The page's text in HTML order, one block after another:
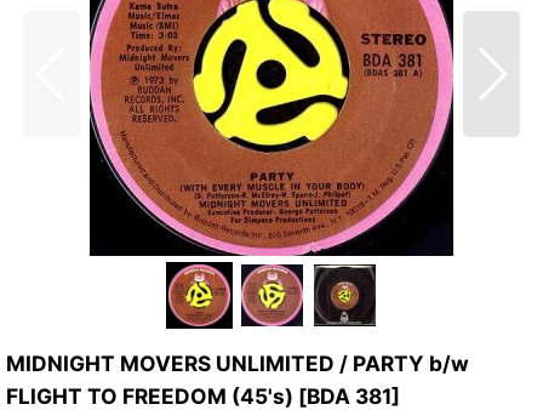
MIDNIGHT MOVERS UNLIMITED / PARTY b/w
FLIGHT TO FREEDOM (45's) [BDA 381]